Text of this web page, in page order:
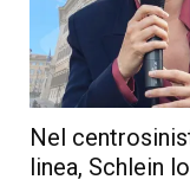
Nel
linea, Schlein